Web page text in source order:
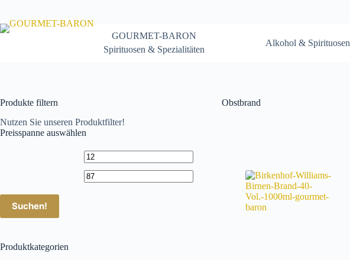
springen
GOURMET-BARON
Spirituosen & Spezialitäten
Alkohol & Spirituosen
Obstbrand
Produkte filtern
Nutzen Sie unseren Produktfilter!
Preisspanne auswählen
Suchen!
Produktkategorien